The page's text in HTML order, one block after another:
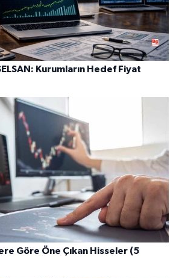
Kurumların Hedef Fiyat
Göre Öne Çıkan Hisseler (5